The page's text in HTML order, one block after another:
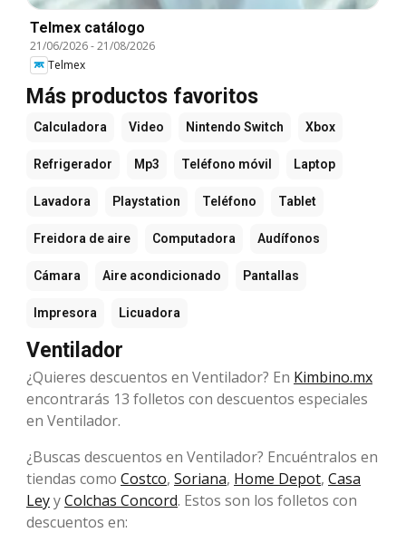
Telmex catálogo
21/06/2026-21/08/2026
Telmex
Más productos favoritos
Calculadora Video Nintendo Switch Xbox
Refrigerador Mp3 Teléfono móvil Laptop
Lavadora Playstation Teléfono Tablet
Freidora de aire Computadora Audífonos
Cámara Aire acondicionado Pantallas
Impresora Licuadora
Ventilador
¿Quieres descuentos en Ventilador? En Kimbino.mx
encontrarás 13 folletos con descuentos especiales
en Ventilador.
¿Buscas descuentos en Ventilador? Encuéntralos en
tiendas como Costco, Soriana, Home Depot, Casa
LeyyColchas Concord. Estos son los folletos con
descuentos en: